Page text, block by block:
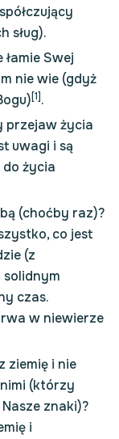
sług).
Swej
nie wie (gdyż
[1].
przejaw życia
uwagi i są
do życia
(choćby raz)?
co jest
(z
solidnym
czas.
w niewierze
ziemię i nie
(którzy
znaki)?
i